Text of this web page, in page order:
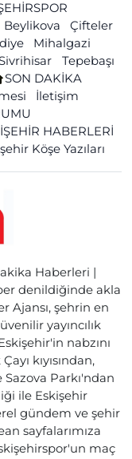
Beylikova
Çifteler
Mihalgazi
Tepebaşı
SON DAKİKA
İletişim
HABERLERİ
Köşe Yazıları
Haberleri |
denildiğinde akla
Ajansı, şehrin en
yayıncılık
nabzını
kıyısından,
Parkı'ndan
ile Eskişehir
gündem ve şehir
sayfalarımıza
maç